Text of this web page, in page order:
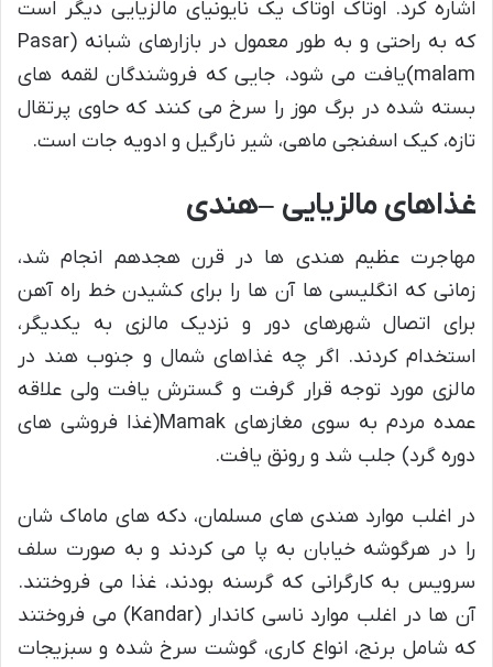
اشاره کرد. اوتاک اوتاک یک نایونیای مالزیایی دیگر است
که به راحتی و به طور معمول در بازارهای شبانه (Pasar
malam)یافت می شود، جایی که فروشندگان لقمه های
بسته شده در برگ موز را سرخ می کنند که حاوی پرتقال
تازه، کیک اسفنجی ماهی، شیر نارگیل و ادویه جات است.
غذاهای مالزیایی –هندی
مهاجرت عظیم هندی ها در قرن هجدهم انجام شد،
زمانی که انگلیسی ها آن ها را برای کشیدن خط راه آهن
برای اتصال شهرهای دور و نزدیک مالزی به یکدیگر،
استخدام کردند. اگر چه غذاهای شمال و جنوب هند در
مالزی مورد توجه قرار گرفت و گسترش یافت ولی علاقه
عمده مردم به سوی مغازهای Mamak(غذا فروشی های
دوره گرد) جلب شد و رونق یافت.
در اغلب موارد هندی های مسلمان، دکه های ماماک شان
را در هرگوشه خیابان به پا می کردند و به صورت سلف
سرویس به کارگرانی که گرسنه بودند، غذا می فروختند.
آن ها در اغلب موارد ناسی کاندار (Kandar) می فروختند
که شامل برنج، انواع کاری، گوشت سرخ شده و سبزیجات